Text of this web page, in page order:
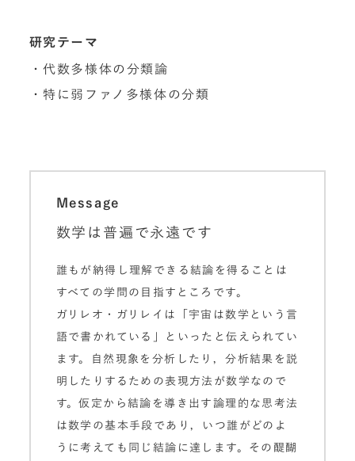
研究テーマ
・代数多様体の分類論
・特に弱ファノ多様体の分類
Message
数学は普遍で永遠です
誰もが納得し理解できる結論を得ることは
すべての学問の目指すところです。
ガリレオ・ガリレイは「宇宙は数学という言
語で書かれている」といったと伝えられてい
ます。自然現象を分析したり，分析結果を説
明したりするための表現方法が数学なので
す。仮定から結論を導き出す論理的な思考法
は数学の基本手段であり，いつ誰がどのよ
うに考えても同じ結論に達します。その醍醐